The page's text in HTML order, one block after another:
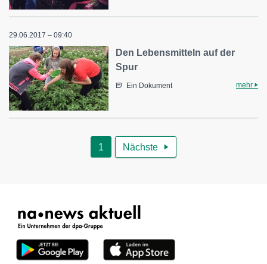
29.06.2017 – 09:40
Den Lebensmitteln auf der
Spur
Ein Dokument mehr
1 Nächste 